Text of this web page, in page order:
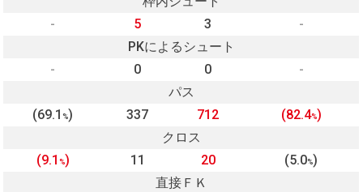
-
5 3
-
PKによるシュート
-
0 0
-
パス
(69.1%) 337 712 (82.4%)
クロス
(9.1 %) 11 20 (5.0%)
直接ＦＫ